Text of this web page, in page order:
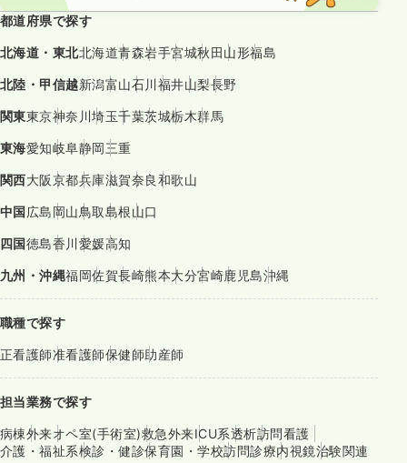
都道府県で探す
北海道・東北北海道青森岩手宮城秋田山形福島
北陸・甲信越新潟富山石川福井山梨長野
関東東京神奈川埼玉千葉茨城栃木群馬
東海愛知岐阜静岡三重
関西大阪京都兵庫滋賀奈良和歌山
中国広島岡山鳥取島根山口
四国徳島香川愛媛高知
九州・沖縄福岡佐賀長崎熊本大分宮崎鹿児島沖縄
職種で探す
正看護師准看護師保健師助産師
担当業務で探す
病棟外来オペ室(手術室)救急外来ICU系透析訪問看護
介護・福祉系検診・健診保育園・学校訪問診療内視鏡治験関連